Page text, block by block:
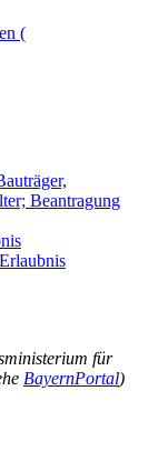
(
Beantragung
für
BayernPortal)